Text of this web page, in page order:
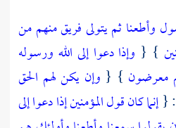
وأطعنا ثم يتولى فريق منهم من
} { وإذا دعوا إلى الله ورسوله
معرضون } { وإن يكن لهم الحق
: {إنما كان قول المؤمنين إذا دعوا إلى